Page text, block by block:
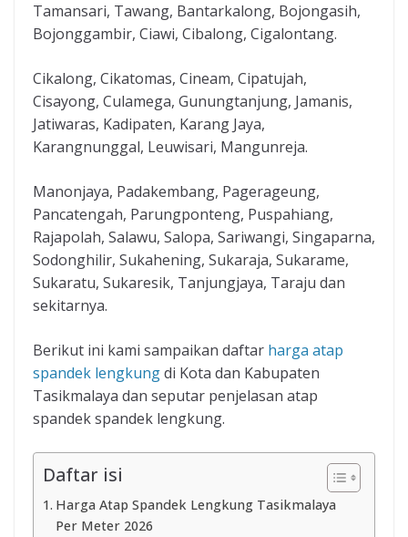
Tamansari, Tawang, Bantarkalong, Bojongasih,
Bojonggambir, Ciawi, Cibalong, Cigalontang.
Cikalong, Cikatomas, Cineam, Cipatujah,
Cisayong, Culamega, Gunungtanjung, Jamanis,
Jatiwaras, Kadipaten, Karang Jaya,
Karangnunggal, Leuwisari, Mangunreja.
Manonjaya, Padakembang, Pagerageung,
Pancatengah, Parungponteng, Puspahiang,
Rajapolah, Salawu, Salopa, Sariwangi, Singaparna,
Sodonghilir, Sukahening, Sukaraja, Sukarame,
Sukaratu, Sukaresik, Tanjungjaya, Taraju dan
sekitarnya.
Berikut ini kami sampaikan daftar harga atap
spandek lengkungdi Kota dan Kabupaten
Tasikmalaya dan seputar penjelasan atap
spandek spandek lengkung.
Daftar isi
Harga Atap Spandek Lengkung Tasikmalaya
Per Meter 2026